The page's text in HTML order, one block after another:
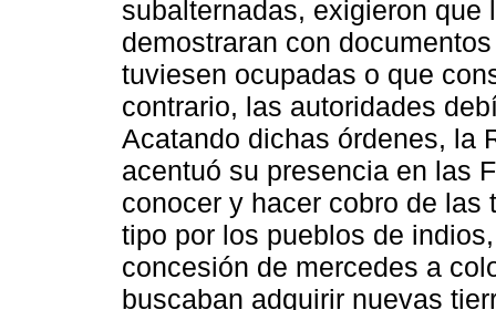
subalternadas, exigieron
demostraran con
tuviesen ocupadas o que
contrario, las autoridades
Acatando dichas órdenes, la
acentuó su presencia en las
conocer y hacer cobro de
tipo por los pueblos de
concesión de mercedes a
buscaban adquirir nuevas